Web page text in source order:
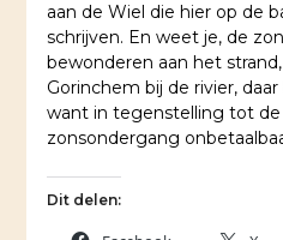
aan de Wiel die hier op de
schrijven. En weet je, de
bewonderen aan het
Gorinchem bij de rivier,
want in tegenstelling tot
zonsondergang
Dit delen: